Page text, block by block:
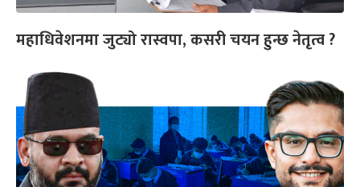
महाधिवेशनमा जुट्यो रास्वपा, कसरी चयन हुन्छ नेतृत्व ?